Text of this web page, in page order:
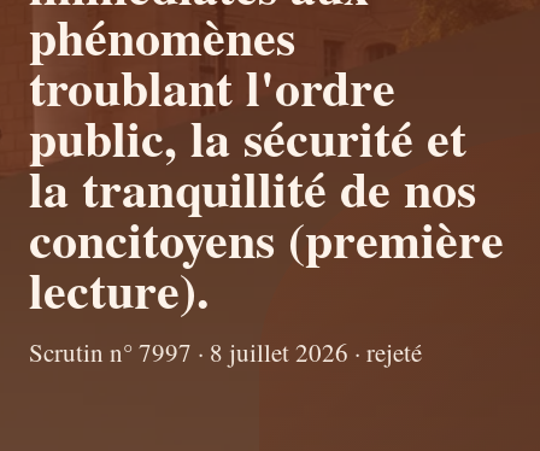
phénomènes
troublant l'ordre
public, la sécurité et
la tranquillité de nos
concitoyens (première
lecture).
Scrutin n° 7997 · 8 juillet 2026 · rejeté